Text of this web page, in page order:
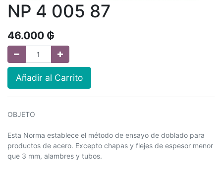
NP 4 005 87
46.000 ₲
Añadir al Carrito
OBJETO
Esta Norma establece el método de ensayo de doblado para
productos de acero. Excepto chapas y flejes de espesor menor
que 3 mm, alambres y tubos.